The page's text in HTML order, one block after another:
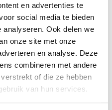
en advertenties te
social media te bieden
Ook delen we
onze site met onze
en analyse. Deze
combineren met andere
of die ze hebben
van hun services.
GRANGERS WETSUIT
WASH, 500 ML
€11,95